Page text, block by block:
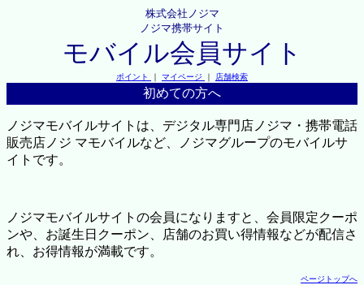
株式会社ノジマ
ノジマ携帯サイト
モバイル会員サイト
ポイント ｜ マイページ ｜ 店舗検索
初めての方へ
ノジマモバイルサイトは、デジタル専門店ノジマ・携帯電話
販売店ノジ マモバイルなど、ノジマグループのモバイルサ
イトです。
ノジマモバイルサイトの会員になりますと、会員限定クーポ
ンや、お誕生日クーポン、店舗のお買い得情報などが配信さ
れ、お得情報が満載です。
ページトップへ